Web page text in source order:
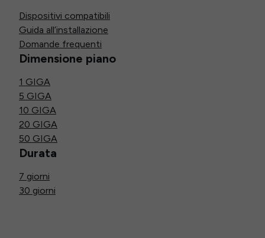
Dispositivi compatibili
Guida all’installazione
Domande frequenti
Dimensione piano
1 GIGA
5 GIGA
10 GIGA
20 GIGA
50 GIGA
Durata
7 giorni
30 giorni